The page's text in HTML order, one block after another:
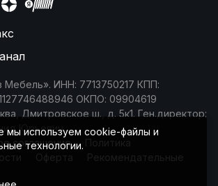
ИНН: 7713750217 КПП:
ОКПО: 09904619
Дмитровское ш., д. 5к1. Ген.директор:
Юрьевич
соглашение
Политика
Оферта
Рекомендательные
мы используем cookie-файлы и
технологии.